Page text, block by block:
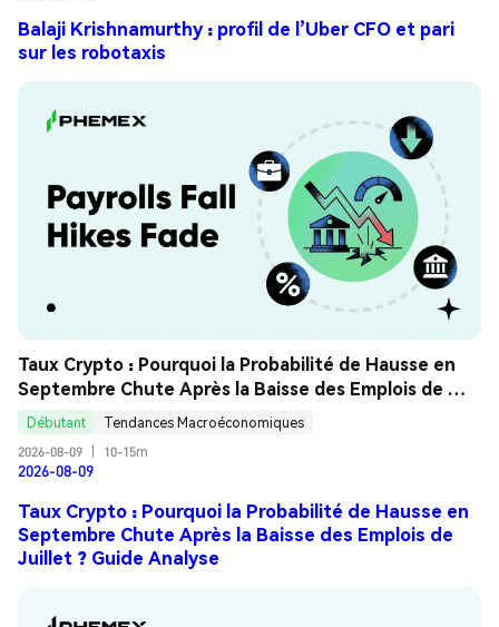
Balaji Krishnamurthy : profil de l’Uber CFO et pari
sur les robotaxis
Taux Crypto : Pourquoi la Probabilité de Hausse en
Septembre Chute Après la Baisse des Emplois de
Juillet ? Guide Analyse
Débutant
Tendances Macroéconomiques
2026-08-09
10-15m
2026-08-09
Taux Crypto : Pourquoi la Probabilité de Hausse en
Septembre Chute Après la Baisse des Emplois de
Juillet ? Guide Analyse